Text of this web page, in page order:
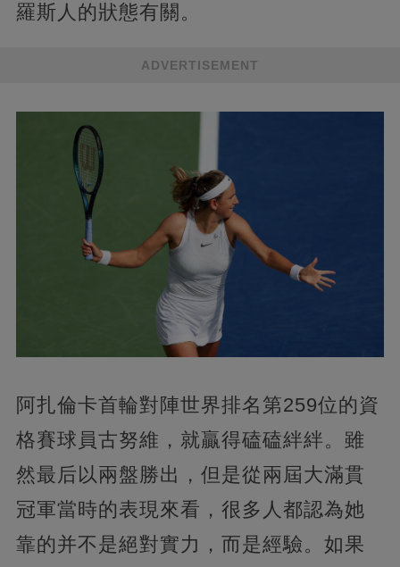
羅斯人的狀態有關。
ADVERTISEMENT
阿扎倫卡首輪對陣世界排名第259位的資
格賽球員古努維，就贏得磕磕絆絆。雖
然最后以兩盤勝出，但是從兩屆大滿貫
冠軍當時的表現來看，很多人都認為她
靠的并不是絕對實力，而是經驗。如果